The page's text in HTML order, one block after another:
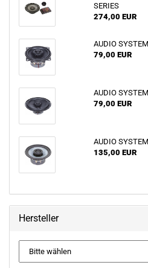
SERIES
274,00 EUR
AUDIO
79,00 EUR
AUDIO
79,00 EUR
AUDIO
135,00 EUR
Hersteller